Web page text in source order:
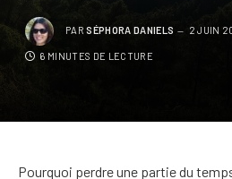
PAR SÉPHORA DANIELS 2 JUIN
6 MINUTES DE LECTURE
Pourquoi perdre une partie du